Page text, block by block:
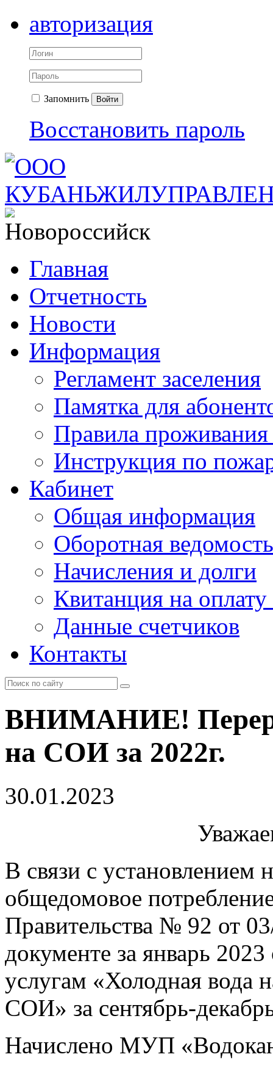
авторизация
Запомнить Войти
Восстановить пароль
Главная
Отчетность
Новости
Информация
Регламент заселения
Памятка для
Правила
Инструкция по
Кабинет
Общая информация
Оборотная ведомость
Начисления и долги
Квитанция на
Данные счетчиков
Контакты
ВНИМАНИЕ!
на СОИ за 2022г.
30.01.2023
В связи с установлением
общедомовое
Правительства № 92 от
документе за январь
услугам «Холодная вода
СОИ» за сентябрь-
Начислено МУП